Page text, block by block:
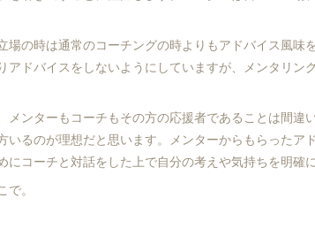
場の時は通常のコーチングの時よりもアドバイス風味
アドバイスをしないようにしていますが、メンタリン
メンターもコーチもその方の応援者であることは間違
いるのが理想だと思います。メンターからもらったア
にコーチと対話をした上で自分の考えや気持ちを明確
。